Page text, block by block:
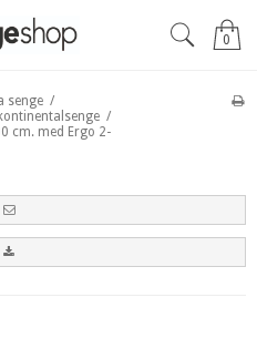
0
senge /
/
cm. med Ergo 2-